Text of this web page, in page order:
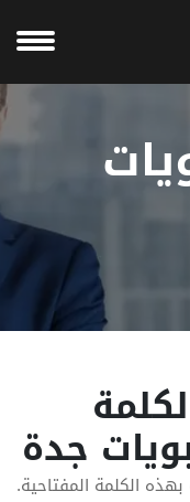
جدة
الكلمة المفتاحية.